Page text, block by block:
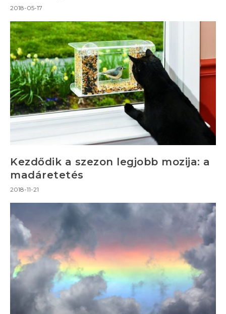
2018-05-17
Kezdődik a szezon legjobb mozija: a
madáretetés
2018-11-21